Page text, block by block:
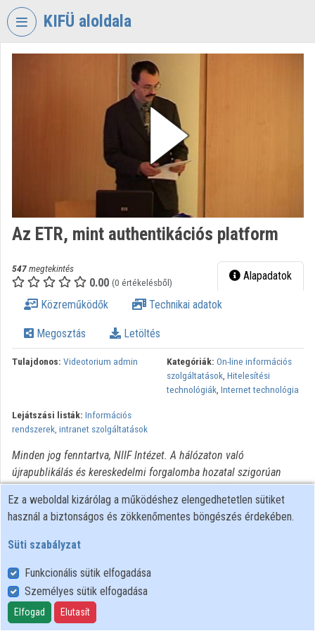
Fejléc kihagyása
KIFÜ aloldala
Intézményi felfedezés
Kategóriák
Intézményi listák
Intézmények
Közreműködők
Az ETR, mint authentikációs platform
547megtekintés
0.00 (0 értékelésből) Alapadatok
Közreműködők Technikai adatok
Megosztás Letöltés
Tulajdonos: Videotorium admin Kategóriák: On-line információs
szolgáltatások, Hitelesítési
technológiák, Internet technológia
Lejátszási listák: Információs
rendszerek, intranet szolgáltatások
Minden jog fenntartva, NIIF Intézet. A hálózaton való
újrapublikálás és kereskedelmi forgalomba hozatal szigorúan
kötött.
Felhasználói szabályzat
Adatkezelési tájékoztató
Süti szabályzat
Ez a weboldal kizárólag a működéshez elengedhetetlen sütiket
használ a biztonságos és zökkenőmentes böngészés érdekében.
Süti szabályzat
Funkcionális sütik elfogadása
Személyes sütik elfogadása
Elfogad Elutasít